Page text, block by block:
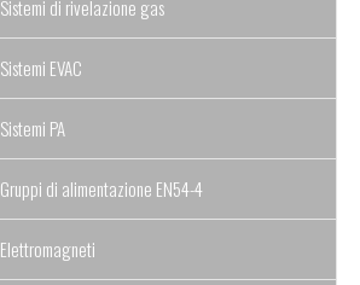
Sistemi di rivelazione gas
Sistemi EVAC
Sistemi PA
Gruppi di alimentazione EN54-4
Elettromagneti